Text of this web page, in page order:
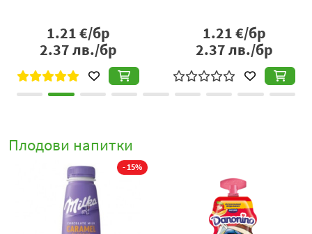
1.21€/бр
2.37лв./бр
1.21€/бр
2.37лв./бр
Плодови напитки
- 15%